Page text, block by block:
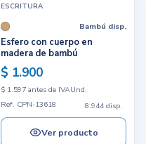
ESCRITURA
Bambú disp.
Esfero con cuerpo en
madera de bambú
$ 1.900
$ 1.597 antes de IVAUnd.
Ref. CPN-13618
8.944 disp.
Ver producto